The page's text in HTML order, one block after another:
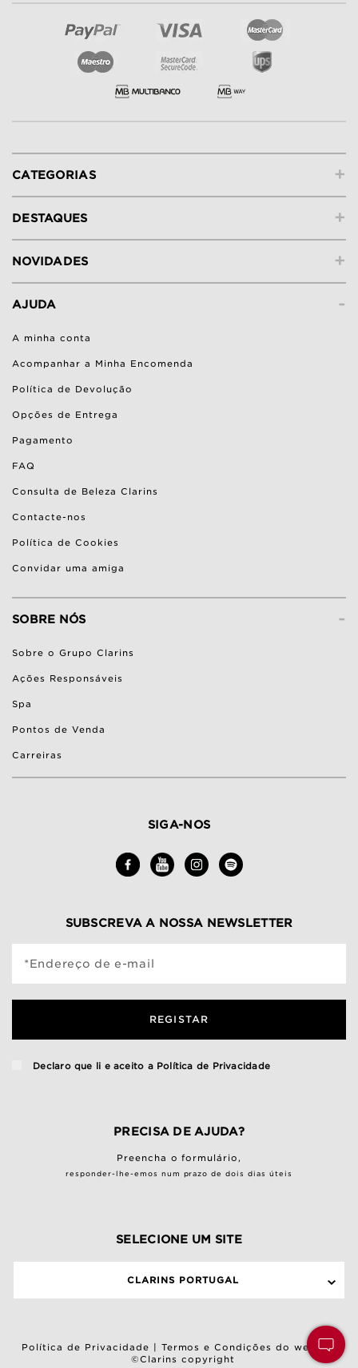
+
CATEGORIAS
+
DESTAQUES
+
NOVIDADES
-
AJUDA
A minha conta
Acompanhar a Minha Encomenda
Política de Devolução
Opções de Entrega
Pagamento
FAQ
Consulta de Beleza Clarins
Contacte-nos
Política de Cookies
Convidar uma amiga
-
SOBRE NÓS
Sobre o Grupo Clarins
Ações Responsáveis
Spa
Pontos de Venda
Carreiras
SIGA-NOS
SUBSCREVA A NOSSA NEWSLETTER
*Endereço de e-mail
REGISTAR
Declaro que li e aceito a Política de Privacidade
PRECISA DE AJUDA?
Preencha oformulário,
responder-lhe-emos num prazo de dois dias úteis
SELECIONE UM SITE
CLARINS PORTUGAL
Política de Privacidade
Termos e Condições do website
©Clarins copyright